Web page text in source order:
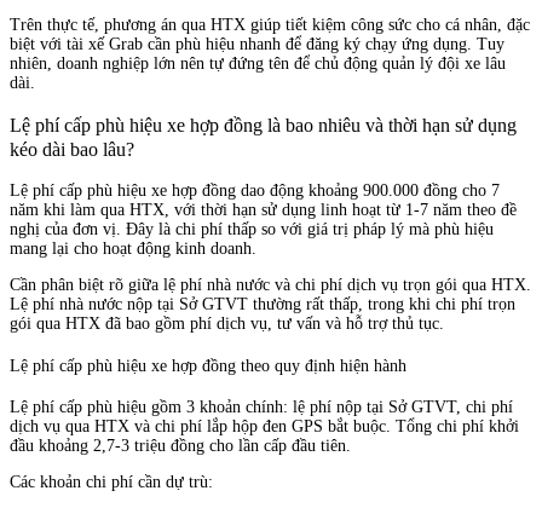
Trên thực tế, phương án qua HTX giúp tiết kiệm công sức cho cá nhân, đặc
biệt với tài xế Grab cần phù hiệu nhanh để đăng ký chạy ứng dụng. Tuy
nhiên, doanh nghiệp lớn nên tự đứng tên để chủ động quản lý đội xe lâu
dài.
Lệ phí cấp phù hiệu xe hợp đồng là bao nhiêu và thời hạn sử dụng
kéo dài bao lâu?
Lệ phí cấp phù hiệu xe hợp đồng dao động khoảng 900.000 đồng cho 7
năm khi làm qua HTX, với thời hạn sử dụng linh hoạt từ 1-7 năm theo đề
nghị của đơn vị. Đây là chi phí thấp so với giá trị pháp lý mà phù hiệu
mang lại cho hoạt động kinh doanh.
Cần phân biệt rõ giữa lệ phí nhà nước và chi phí dịch vụ trọn gói qua HTX.
Lệ phí nhà nước nộp tại Sở GTVT thường rất thấp, trong khi chi phí trọn
gói qua HTX đã bao gồm phí dịch vụ, tư vấn và hỗ trợ thủ tục.
Lệ phí cấp phù hiệu xe hợp đồng theo quy định hiện hành
Lệ phí cấp phù hiệu gồm 3 khoản chính: lệ phí nộp tại Sở GTVT, chi phí
dịch vụ qua HTX và chi phí lắp hộp đen GPS bắt buộc. Tổng chi phí khởi
đầu khoảng 2,7-3 triệu đồng cho lần cấp đầu tiên.
Các khoản chi phí cần dự trù: